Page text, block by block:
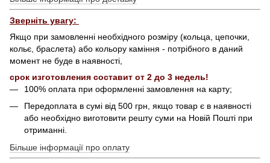
Зверніть увагу:
Якщо при замовленні необхідного розміру (кольца, цепочки,
кольє, браслета) або кольору каміння - потрібного в даний
момент не буде в наявності,
срок изготовления составит от 2 до 3 недель!
100% оплата при оформленні замовлення на карту;
Передоплата в сумі від 500 грн, якщо товар є в наявності
або необхідно виготовити решту суми на Новій Пошті при
отриманні.
Більше інформації про оплату